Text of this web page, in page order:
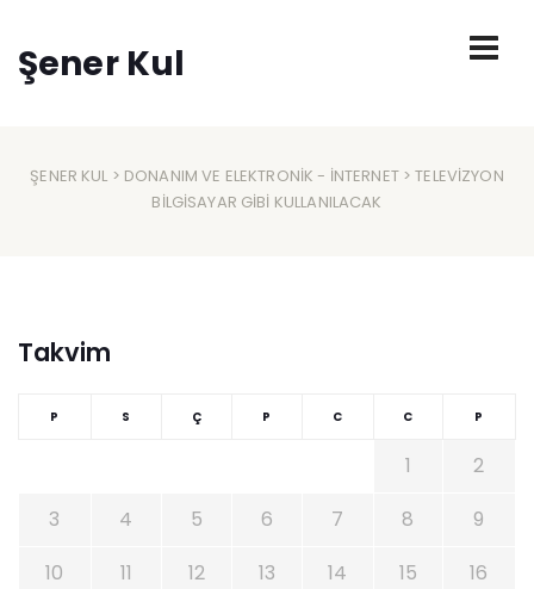
Şener Kul
ŞENER KUL > DONANIM VE ELEKTRONIK - İNTERNET> TELEVIZYON
BILGISAYAR GIBI KULLANILACAK
Takvim
P S Ç P C C P
1
2
3
4 5 6 7 8
9
10
11 12 13 14 15
16